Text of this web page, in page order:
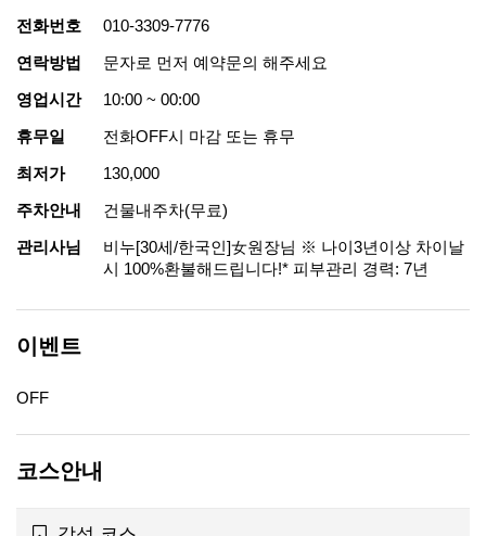
전화번호
010-3309-7776
연락방법
문자로 먼저 예약문의 해주세요
영업시간
10:00 ~ 00:00
휴무일
전화OFF시 마감 또는 휴무
최저가
130,000
주차안내
건물내주차(무료)
관리사님
비누[30세/한국인]女원장님 ※ 나이3년이상 차이날
시 100%환불해드립니다!​ * 피부관리 경력: 7년
이벤트
OFF
코스안내